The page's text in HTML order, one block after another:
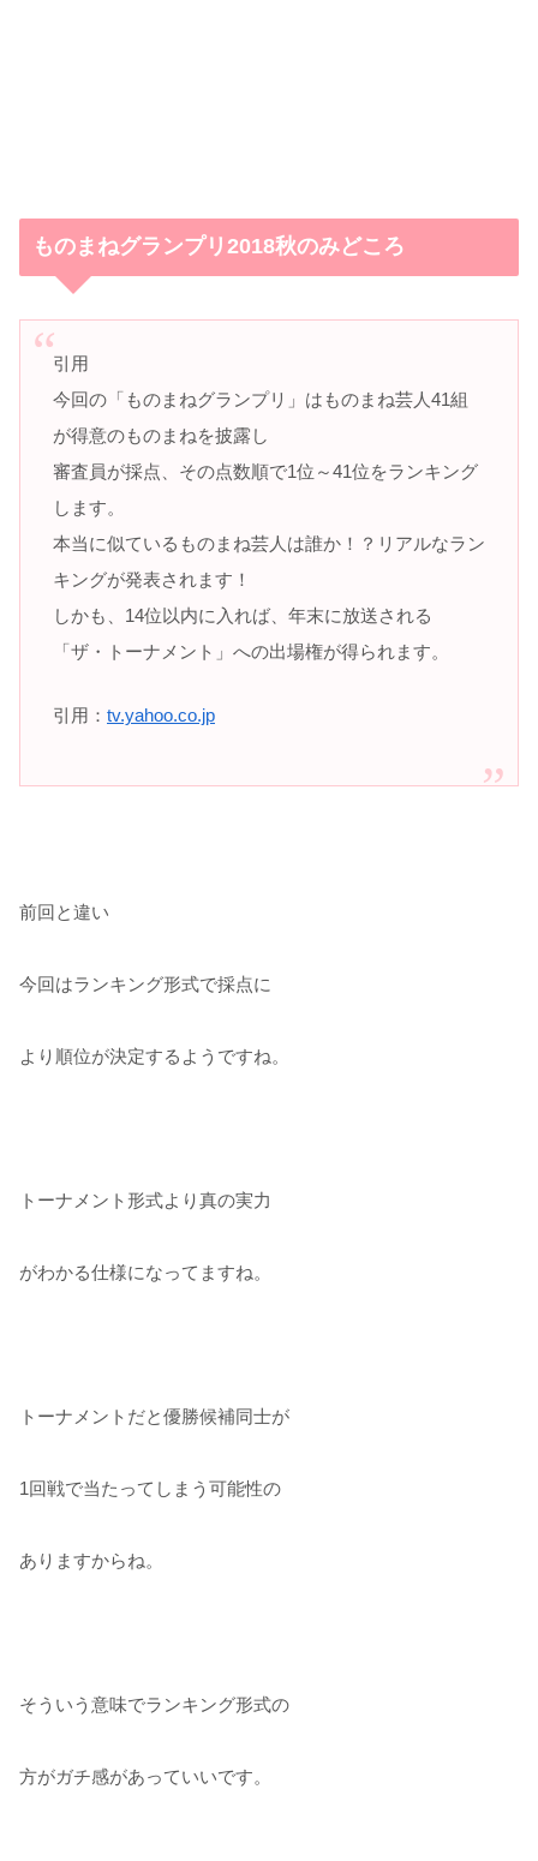
ものまねグランプリ2018秋のみどころ
引用
今回の「ものまねグランプリ」はものまね芸人41組
が得意のものまねを披露し
審査員が採点、その点数順で1位～41位をランキング
します。
本当に似ているものまね芸人は誰か！？リアルなラン
キングが発表されます！
しかも、14位以内に入れば、年末に放送される
「ザ・トーナメント」への出場権が得られます。
引用： tv.yahoo.co.jp
前回と違い
今回はランキング形式で採点に
より順位が決定するようですね。
トーナメント形式より真の実力
がわかる仕様になってますね。
トーナメントだと優勝候補同士が
1回戦で当たってしまう可能性の
ありますからね。
そういう意味でランキング形式の
方がガチ感があっていいです。